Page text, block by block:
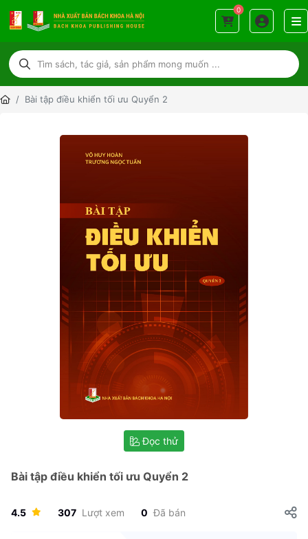
0
Bài tập điều khiển tối ưu Quyển 2
Đọc thử
Bài tập điều khiển tối ưu Quyển 2
4.5 307 Lượt xem 0 Đã bán